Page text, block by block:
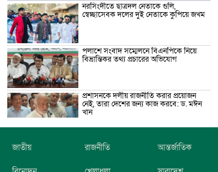
নরসিংদীতে ছাত্রদল নেতাকে গুলি,
স্বেচ্ছাসেবক দলের দুই নেতাকে কুপিয়ে জখম
পলাশে সংবাদ সম্মেলনে বিএনপিকে নিয়ে
বিভ্রান্তিকর তথ্য প্রচারের অভিযোগ
প্রশাসনকে দলীয় রাজনীতি করার প্রয়োজন
নেই, তারা দেশের জন্য কাজ করবে: ড. মঈন
খান
নিখোঁজের তিনদিন পর মাইক্রোবাস চালকের
মরদেহ উদ্ধার
জাতীয় রাজনীতি আন্তর্জাতিক